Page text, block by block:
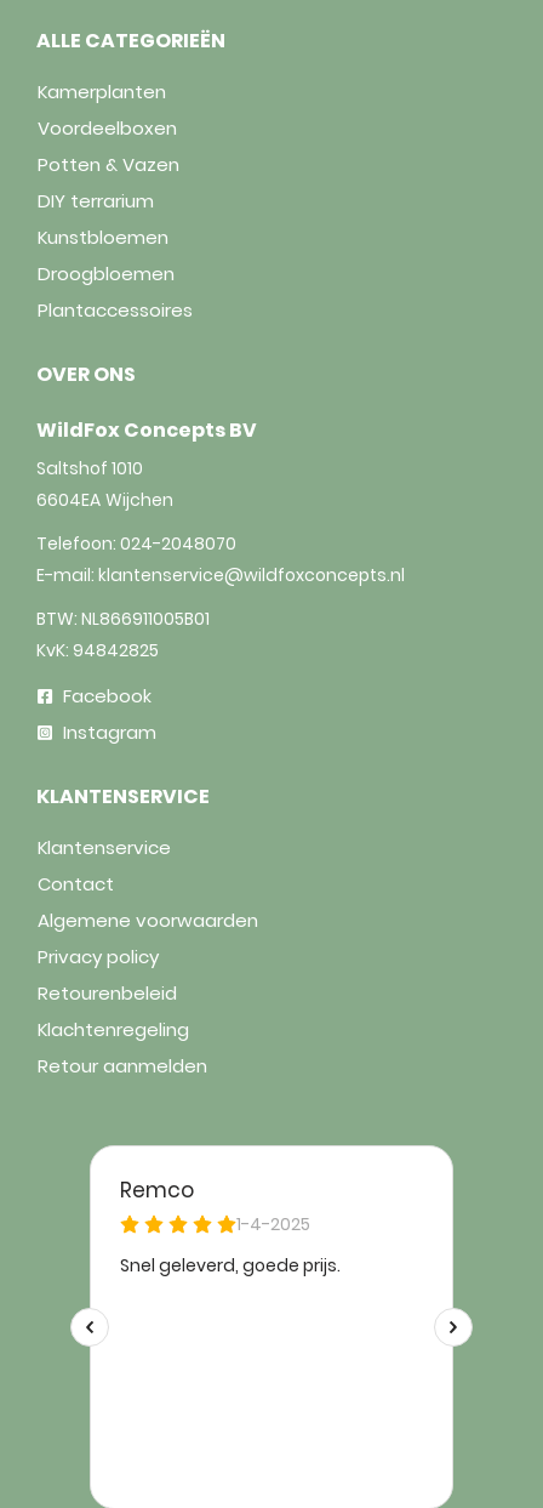
ALLE CATEGORIEËN
Kamerplanten
Voordeelboxen
Potten & Vazen
DIY terrarium
Kunstbloemen
Droogbloemen
Plantaccessoires
OVER ONS
WildFox Concepts BV
Saltshof 1010
6604EA Wijchen
Telefoon: 024-2048070
E-mail: klantenservice@wildfoxconcepts.nl
BTW: NL866911005B01
KvK: 94842825
Facebook
Instagram
KLANTENSERVICE
Klantenservice
Contact
Algemene voorwaarden
Privacy policy
Retourenbeleid
Klachtenregeling
Retour aanmelden